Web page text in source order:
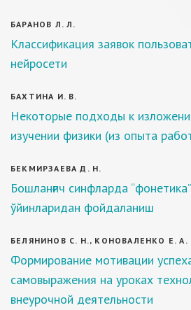
БАРАНОВ Л. Л.
Классификация заявок
нейросети
БАХТИНА И. В.
Некоторые подходы к
изучении физики (из опыта
БЕКМИРЗАЕВА Д. Н.
Бошланғич синфларда
ўйинларидан фойдаланиш
БЕЛЯНИНОВ С. Н., КОНОВАЛЕНКО Е. А.
Формирование мотивации
самовыражения на уроках
внеурочной деятельности